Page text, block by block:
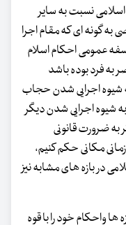
نسبت به سایر
به گونه ای که مقام اجرا
عمومی احکام اسلام
به فرد بوده باشد
شیوه اجرایی شدن حجاب
شیوه اجرایی شدن دیگر
به ضرورت قانونی
مکانی حکم کنیم،
در بازه های مشابه نیز
واحکام خود را با قوه